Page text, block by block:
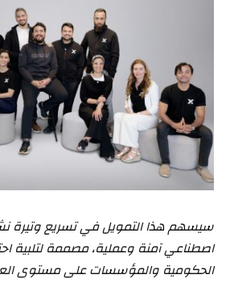
سيسهم هذا التمويل في تسريع وتيرة
اصطناعي آمنة وعملية، مصممة لتلبية
الحكومية والمؤسسات على مستوى